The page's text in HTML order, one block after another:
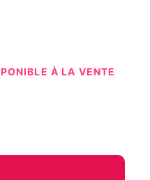
À LA VENTE